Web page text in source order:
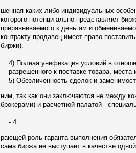
шенная каких-либо индивидуальных
которого потенци ально представляет
приравниваемого к деньгам и
контракту продавец имеет право
биржи).
4) Полная унификация условий в
разрешенного к поставке товара, места
5) Обезличенность сделок и
ним, так как они заключаются не между
брокерами) и расчетной палатой -
- 4
рающей роль гаранта выполнения
сама биржа не выступает в качестве